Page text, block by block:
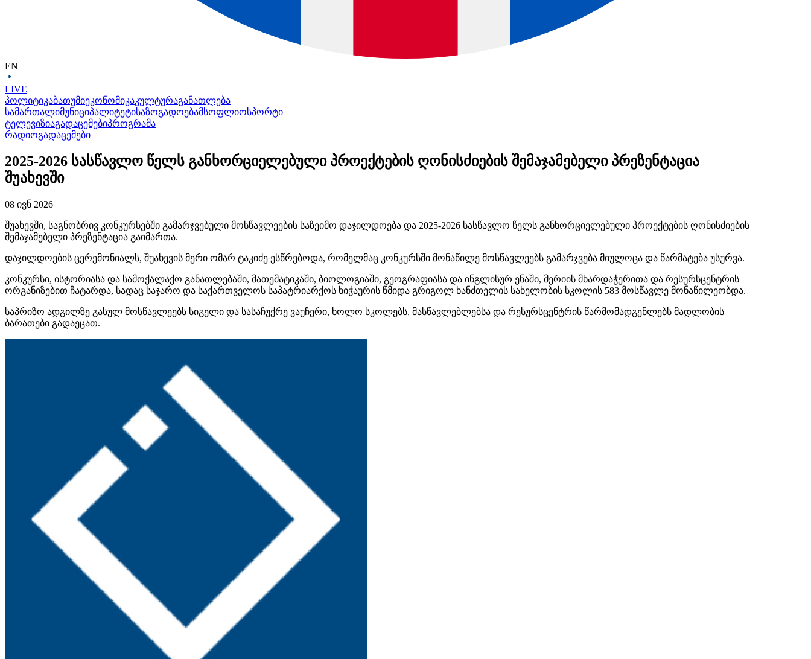
EN
LIVE
პოლიტიკაბათუმიეკონომიკაკულტურაგანათლება
სამართალიმუნიციპალიტეტისაზოგადოებამსოფლიოსპორტი
ტელევიზიაგადაცემებიპროგრამა
რადიოგადაცემები
2025-2026 სასწავლო წელს განხორციელებული პროექტების ღონისძიების შემაჯამებელი პრეზენტაცია
შუახევში
08 ივნ 2026
შუახევში, საგნობრივ კონკურსებში გამარჯვებული მოსწავლეების საზეიმო დაჯილდოება და 2025-2026 სასწავლო წელს განხორციელებული პროექტების ღონისძიების
შემაჯამებელი პრეზენტაცია გაიმართა.
დაჯილდოების ცერემონიალს, შუახევის მერი ომარ ტაკიძე ესწრებოდა, რომელმაც კონკურსში მონაწილე მოსწავლეებს გამარჯვება მიულოცა და წარმატება უსურვა.
კონკურსი, ისტორიასა და სამოქალაქო განათლებაში, მათემატიკაში, ბიოლოგიაში, გეოგრაფიასა და ინგლისურ ენაში, მერიის მხარდაჭერითა და რესურსცენტრის
ორგანიზებით ჩატარდა, სადაც საჯარო და საქართველოს საპატრიარქოს ხიჭაურის წმიდა გრიგოლ ხანძთელის სახელობის სკოლის 583 მოსწავლე მონაწილეობდა.
საპრიზო ადგილზე გასულ მოსწავლეებს სიგელი და სასაჩუქრე ვაუჩერი, ხოლო სკოლებს, მასწავლებლებსა და რესურსცენტრის წარმომადგენლებს მადლობის
ბარათები გადაეცათ.